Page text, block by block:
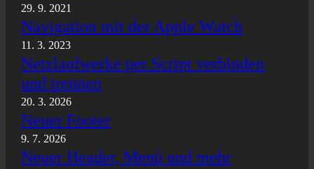
29. 9. 2021
Navigation mit der Apple Watch
11. 3. 2023
Netzlaufwerke per Script verbinden
und trennen
20. 3. 2026
Neuer Footer
9. 7. 2026
Neuer Header, Menü und mehr